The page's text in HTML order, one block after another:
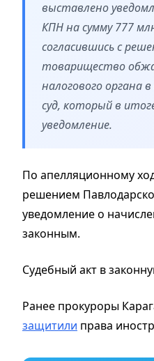
выставлено
КПН на сумму 777
согласившись с
товарищество
налогового органа
суд, который в
уведомление.
По апелляционному
решением
уведомление о
законным.
Судебный акт в
Ранее прокуроры
защитили права